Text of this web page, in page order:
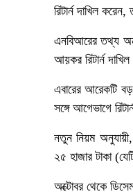
রিটার্ন দাখিল
এনবিআরের তথ্য
আয়কর রিটার্ন
এবারের আরেকটি
সঙ্গে আগেভাগে
নতুন নিয়ম
২৫ হাজার টাকা
অক্টোবর থেকে